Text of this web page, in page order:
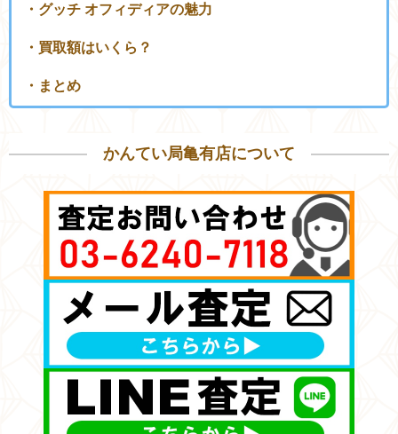
・グッチ オフィディアの魅力
・買取額はいくら？
・まとめ
かんてい局亀有店について